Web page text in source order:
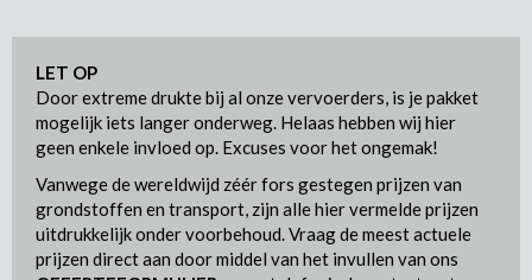
LET OP
Door extreme drukte bij al onze vervoerders, is je pakket
mogelijk iets langer onderweg. Helaas hebben wij hier
geen enkele invloed op. Excuses voor het ongemak!
Vanwege de wereldwijd zéér fors gestegen prijzen van
grondstoffen en transport, zijn alle hier vermelde prijzen
uitdrukkelijk onder voorbehoud. Vraag de meest actuele
prijzen direct aan door middel van het invullen van ons